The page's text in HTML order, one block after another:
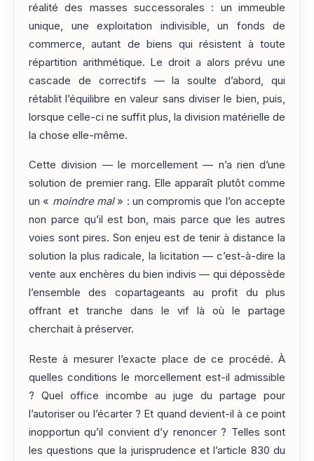
réalité des masses successorales : un immeuble
unique, une exploitation indivisible, un fonds de
commerce, autant de biens qui résistent à toute
répartition arithmétique. Le droit a alors prévu une
cascade de correctifs — la soulte d’abord, qui
rétablit l’équilibre en valeur sans diviser le bien, puis,
lorsque celle-ci ne suffit plus, la division matérielle de
la chose elle-même.
Cette division — le morcellement — n’a rien d’une
solution de premier rang. Elle apparaît plutôt comme
un « moindre mal» : un compromis que l’on accepte
non parce qu’il est bon, mais parce que les autres
voies sont pires. Son enjeu est de tenir à distance la
solution la plus radicale, la licitation — c’est-à-dire la
vente aux enchères du bien indivis — qui dépossède
l’ensemble des copartageants au profit du plus
offrant et tranche dans le vif là où le partage
cherchait à préserver.
Reste à mesurer l’exacte place de ce procédé. À
quelles conditions le morcellement est-il admissible
? Quel office incombe au juge du partage pour
l’autoriser ou l’écarter ? Et quand devient-il à ce point
inopportun qu’il convient d’y renoncer ? Telles sont
les questions que la jurisprudence et l’article 830 du